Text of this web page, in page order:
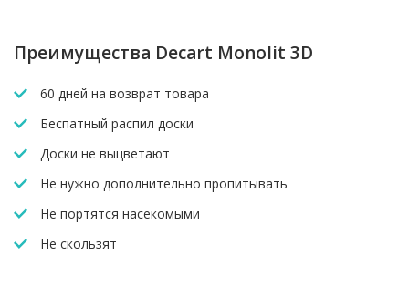
Преимущества Decart Monolit 3D
60 дней на возврат товара
Беспатный распил доски
Доски не выцветают
Не нужно дополнительно пропитывать
Не портятся насекомыми
Не скользят